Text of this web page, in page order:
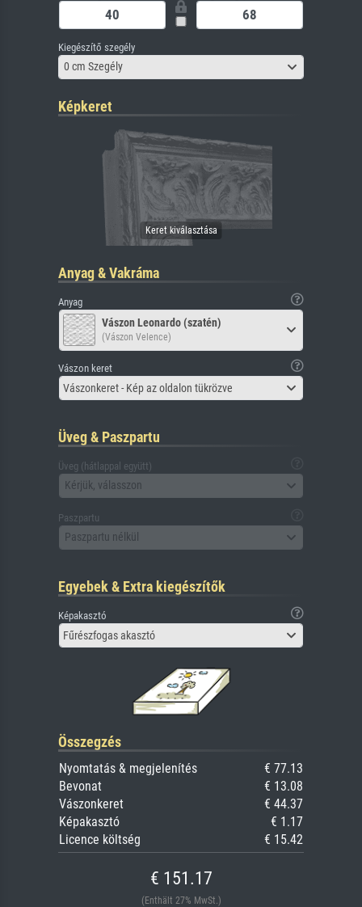
Kiegészítő szegély
0 cm Szegély
Képkeret
Anyag & Vakráma
Anyag
Vászon Leonardo (szatén)
(Vászon Velence)
Vászon keret
Vászonkeret - Kép az oldalon tükrözve
Üveg & Paszpartu
Üveg (hátlappal együtt)
Kérjük, válasszon
Paszpartu
Paszpartu nélkül
Egyebek & Extra kiegészítők
Képakasztó
Fűrészfogas akasztó
Összegzés
Nyomtatás & megjelenítés
€ 77.13
Bevonat
€ 13.08
Vászonkeret
€ 44.37
Képakasztó
€ 1.17
Licence költség
€ 15.42
€ 151.17
(Enthält 27% MwSt.)